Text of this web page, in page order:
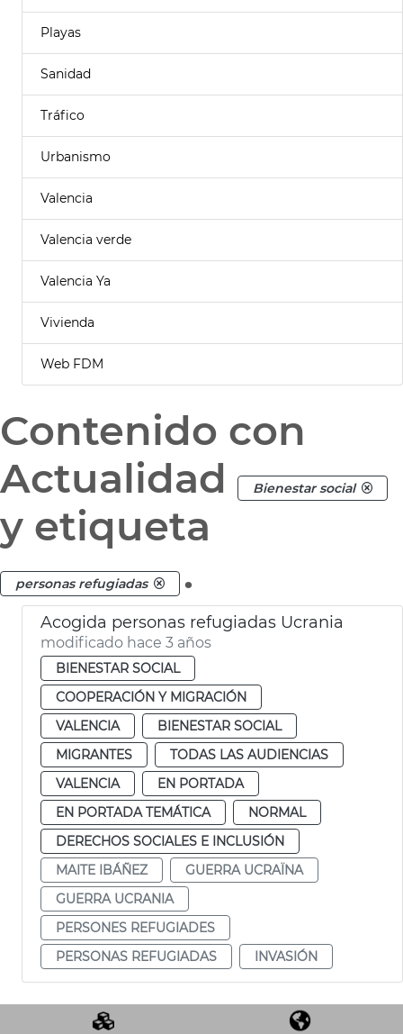
Playas
Sanidad
Tráfico
Urbanismo
Valencia
Valencia verde
Valencia Ya
Vivienda
Web FDM
Contenido con
Actualidad
Bienestar social
y etiqueta
personas refugiadas .
Acogida personas refugiadas Ucrania
modificado hace 3 años
BIENESTAR SOCIAL
COOPERACIÓN Y MIGRACIÓN
VALENCIA
BIENESTAR SOCIAL
MIGRANTES
TODAS LAS AUDIENCIAS
VALENCIA
EN PORTADA
EN PORTADA TEMÁTICA
NORMAL
DERECHOS SOCIALES E INCLUSIÓN
MAITE IBÁÑEZ
GUERRA UCRAÏNA
GUERRA UCRANIA
PERSONES REFUGIADES
PERSONAS REFUGIADAS
INVASIÓN